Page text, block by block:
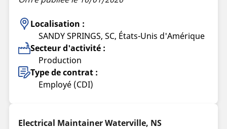
Localisation :
SANDY SPRINGS, SC, États-Unis d'Amérique
Secteur d'activité :
Production
Type de contrat :
Employé (CDI)
Electrical Maintainer Waterville, NS